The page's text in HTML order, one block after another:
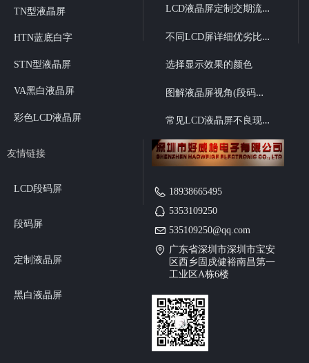
18938665495
5353109250
535109250@qq.com
广东省深圳市深圳市宝安
区西乡固戍健裕南昌第一
工业区A栋6楼
L
CD液晶屏定制交期流程
不
同LCD屏详细优劣比较
选择显示效果的颜色
图
解液晶屏视角(段码液晶6点、12点视角选择）
常
见LCD液晶屏不良现象
友情链接
LCD段码屏
段码屏
定制液晶屏
黑白液晶屏
TN型液晶屏
HTN蓝底白字
STN型液晶屏
VA黑白液晶屏
彩色LCD液晶屏